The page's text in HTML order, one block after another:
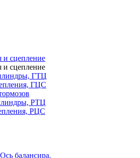
и сцепление
и сцепление
ГТЦ
ГЦС
РТЦ
РЦС
балансира.